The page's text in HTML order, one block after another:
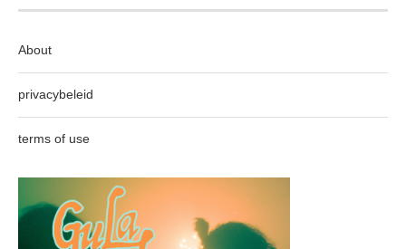
About
privacybeleid
terms of use